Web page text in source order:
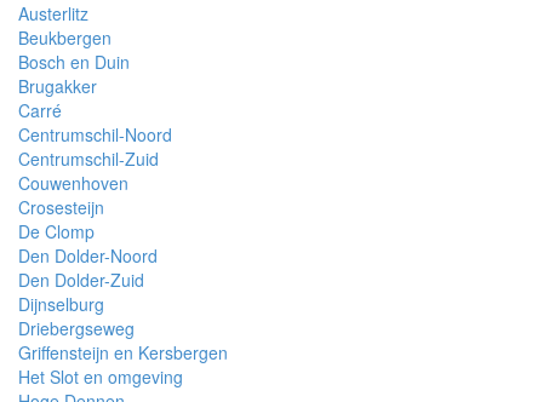
Austerlitz
Beukbergen
Bosch en Duin
Brugakker
Carré
Centrumschil-Noord
Centrumschil-Zuid
Couwenhoven
Crosesteijn
De Clomp
Den Dolder-Noord
Den Dolder-Zuid
Dijnselburg
Driebergseweg
Griffensteijn en Kersbergen
Het Slot en omgeving